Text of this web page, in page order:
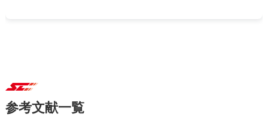
参考文献一覧